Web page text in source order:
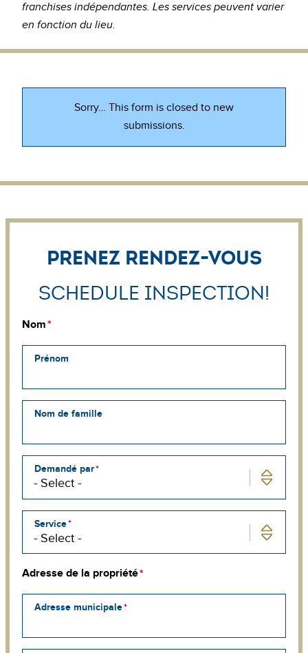
franchises indépendantes. Les services peuvent varier
en fonction du lieu.
Status
message
Sorry… This form is closed to new
submissions.
Prenez Rendez-vous
Schedule Inspection!
Nom
Prénom
Nom de famille
Demandé par
Service
Adresse de la propriété
Adresse municipale